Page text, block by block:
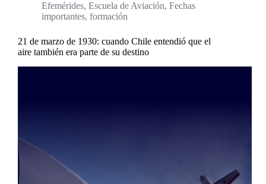
Efemérides, Escuela de Aviación, Fechas
importantes, formación
21 de marzo de 1930: cuando Chile entendió que el
aire también era parte de su destino